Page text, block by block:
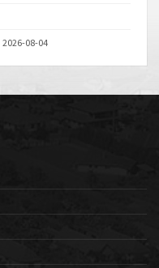
2026-08-04